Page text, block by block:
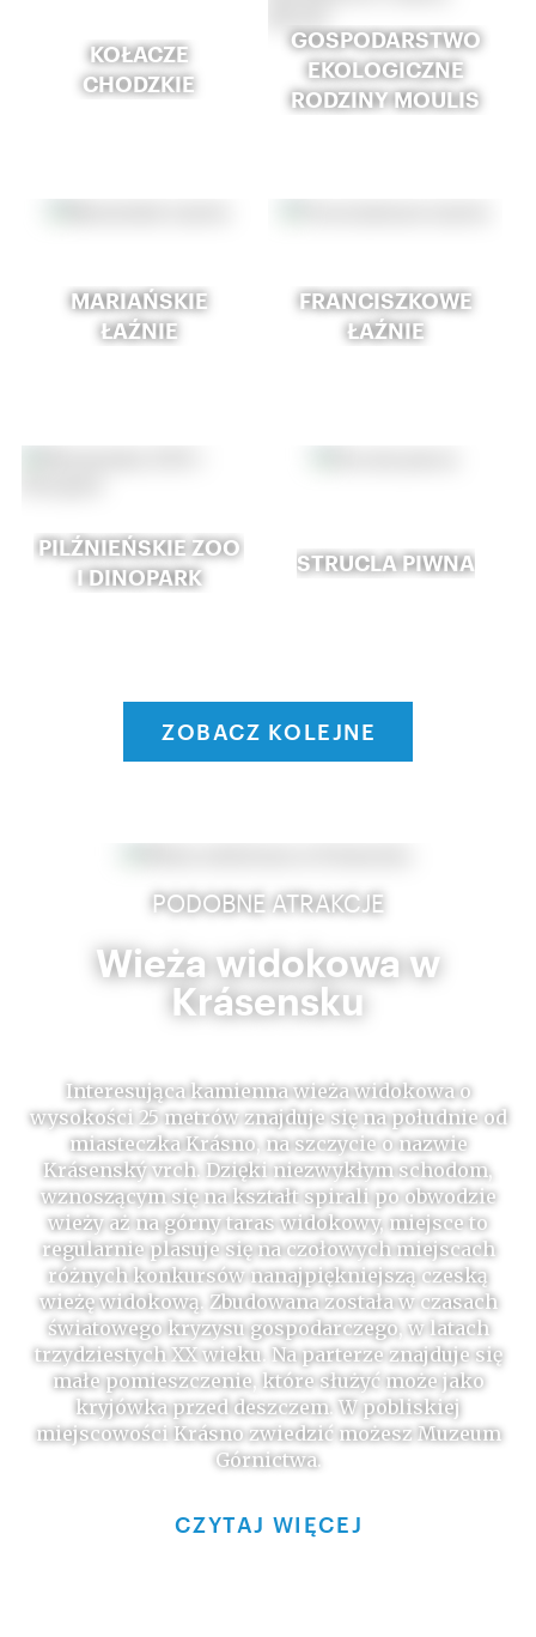
KOŁACZE
CHODZKIE
GOSPODARSTWO
EKOLOGICZNE
RODZINY MOULIS
MARIAŃSKIE
ŁAŹNIE
FRANCISZKOWE
ŁAŹNIE
PILŹNIEŃSKIE ZOO
I DINOPARK
STRUCLA PIWNA
ZOBACZ KOLEJNE
PODOBNE ATRAKCJE
Wieża widokowa w
Krásensku
Interesująca kamienna wieża widokowa o
wysokości 25 metrów znajduje się na południe od
miasteczka Krásno, na szczycie o nazwie
Krásenský vrch. Dzięki niezwykłym schodom,
wznoszącym się na kształt spirali po obwodzie
wieży aż na górny taras widokowy, miejsce to
regularnie plasuje się na czołowych miejscach
różnych konkursów nanajpiękniejszą czeską
wieżę widokową. Zbudowana została w czasach
światowego kryzysu gospodarczego, w latach
trzydziestych XX wieku. Na parterze znajduje się
małe pomieszczenie, które służyć może jako
kryjówka przed deszczem. W pobliskiej
miejscowości Krásno zwiedzić możesz Muzeum
Górnictwa.
CZYTAJ WIĘCEJ